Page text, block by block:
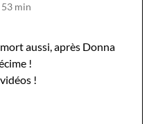
min
aussi, après Donna
!
!